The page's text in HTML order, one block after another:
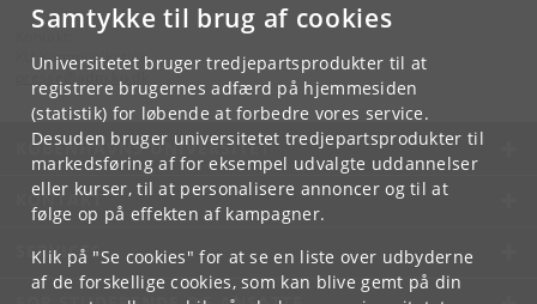
Samtykke til brug af cookies
Universitetet bruger tredjepartsprodukter til at
registrere brugernes adfærd på hjemmesiden
(statistik) for løbende at forbedre vores service.
Desuden bruger universitetet tredjepartsprodukter til
markedsføring af for eksempel udvalgte uddannelser
eller kurser, til at personalisere annoncer og til at
følge op på effekten af kampagner.
Klik på "Se cookies" for at se en liste over udbyderne
af de forskellige cookies, som kan blive gemt på din
KU Kommunikation
KØBENHAVNS UNIVERSITET
KONTAKT
SERVICES